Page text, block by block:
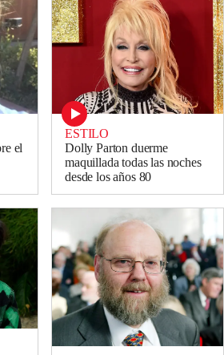
el
ESTILO
Dolly Parton duerme
maquillada todas las noches
desde los años 80